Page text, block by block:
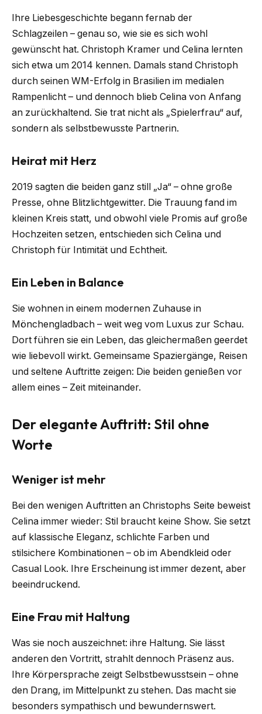
Ihre Liebesgeschichte begann fernab der
Schlagzeilen – genau so, wie sie es sich wohl
gewünscht hat. Christoph Kramer und Celina lernten
sich etwa um 2014 kennen. Damals stand Christoph
durch seinen WM-Erfolg in Brasilien im medialen
Rampenlicht – und dennoch blieb Celina von Anfang
an zurückhaltend. Sie trat nicht als „Spielerfrau“ auf,
sondern als selbstbewusste Partnerin.
Heirat mit Herz
2019 sagten die beiden ganz still „Ja“ – ohne große
Presse, ohne Blitzlichtgewitter. Die Trauung fand im
kleinen Kreis statt, und obwohl viele Promis auf große
Hochzeiten setzen, entschieden sich Celina und
Christoph für Intimität und Echtheit.
Ein Leben in Balance
Sie wohnen in einem modernen Zuhause in
Mönchengladbach – weit weg vom Luxus zur Schau.
Dort führen sie ein Leben, das gleichermaßen geerdet
wie liebevoll wirkt. Gemeinsame Spaziergänge, Reisen
und seltene Auftritte zeigen: Die beiden genießen vor
allem eines – Zeit miteinander.
Der elegante Auftritt: Stil ohne
Worte
Weniger ist mehr
Bei den wenigen Auftritten an Christophs Seite beweist
Celina immer wieder: Stil braucht keine Show. Sie setzt
auf klassische Eleganz, schlichte Farben und
stilsichere Kombinationen – ob im Abendkleid oder
Casual Look. Ihre Erscheinung ist immer dezent, aber
beeindruckend.
Eine Frau mit Haltung
Was sie noch auszeichnet: ihre Haltung. Sie lässt
anderen den Vortritt, strahlt dennoch Präsenz aus.
Ihre Körpersprache zeigt Selbstbewusstsein – ohne
den Drang, im Mittelpunkt zu stehen. Das macht sie
besonders sympathisch und bewundernswert.